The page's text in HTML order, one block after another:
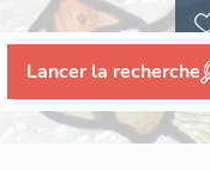
Lancer la recherche